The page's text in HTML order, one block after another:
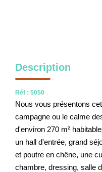
Description
Réf : 5050
Nous vous présentons
campagne ou le calme
d'environ 270 m²
un hall d'entrée, grand
et poutre en chêne, une
chambre, dressing, salle